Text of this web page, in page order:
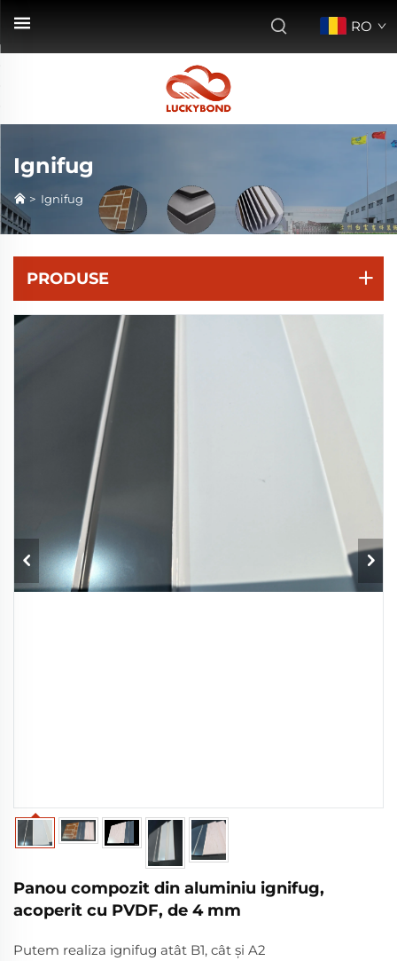
RO
Ignifug
> Ignifug
PRODUSE
Panou compozit din aluminiu ignifug,
acoperit cu PVDF, de 4 mm
Putem realiza ignifug atât B1, cât și A2